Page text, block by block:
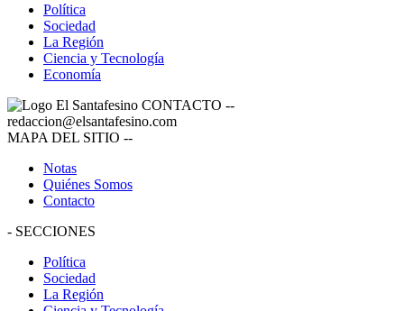
Política
Sociedad
La Región
Ciencia y Tecnología
Economía
CONTACTO --
redaccion@elsantafesino.com
MAPA DEL SITIO --
Notas
Quiénes Somos
Contacto
- SECCIONES
Política
Sociedad
La Región